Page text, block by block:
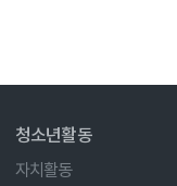
청소년활동
자치활동